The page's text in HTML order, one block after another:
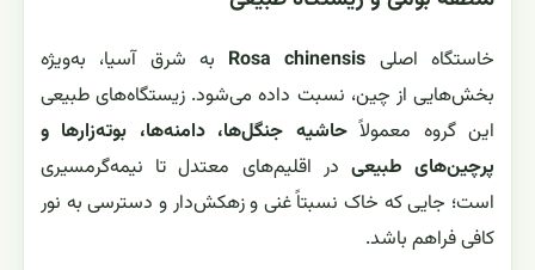
خاستگاه اصلی Rosa chinensis به شرق آسیا، به‌ویژه
بخش‌هایی از چین، نسبت داده می‌شود. زیستگاه‌های طبیعی
این گروه معمولاًحاشیه جنگل‌ها، دامنه‌ها، بوته‌زارها و
پرچین‌های طبیعی در اقلیم‌های معتدل تا نیمه‌گرمسیری
است؛ جایی که خاک نسبتاً غنی و زهکش‌دار و دسترسی به نور
کافی فراهم باشد.